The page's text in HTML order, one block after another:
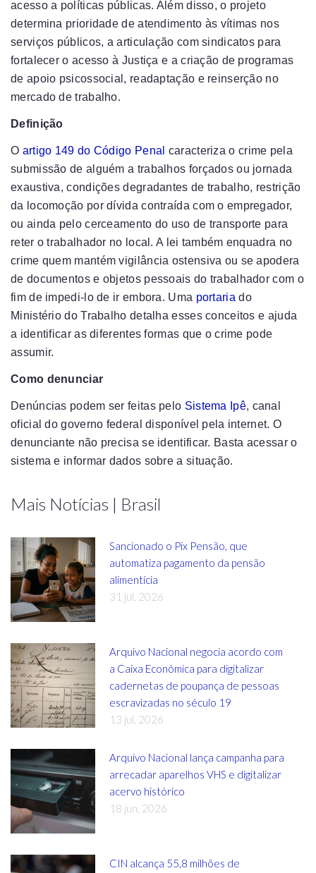
acesso a políticas públicas. Além disso, o projeto
determina prioridade de atendimento às vítimas nos
serviços públicos, a articulação com sindicatos para
fortalecer o acesso à Justiça e a criação de programas
de apoio psicossocial, readaptação e reinserção no
mercado de trabalho.
Definição
O artigo 149 do Código Penal caracteriza o crime pela
submissão de alguém a trabalhos forçados ou jornada
exaustiva, condições degradantes de trabalho, restrição
da locomoção por dívida contraída com o empregador,
ou ainda pelo cerceamento do uso de transporte para
reter o trabalhador no local. A lei também enquadra no
crime quem mantém vigilância ostensiva ou se apodera
de documentos e objetos pessoais do trabalhador com o
fim de impedi-lo de ir embora. Uma portaria do
Ministério do Trabalho detalha esses conceitos e ajuda
a identificar as diferentes formas que o crime pode
assumir.
Como denunciar
Denúncias podem ser feitas pelo Sistema Ipê, canal
oficial do governo federal disponível pela internet. O
denunciante não precisa se identificar. Basta acessar o
sistema e informar dados sobre a situação.
Mais Notícias | Brasil
Sancionado o Pix Pensão, que
automatiza pagamento da pensão
alimentícia
31 jul, 2026
Arquivo Nacional negocia acordo com
a Caixa Econômica para digitalizar
cadernetas de poupança de pessoas
escravizadas no século 19
13 jul, 2026
Arquivo Nacional lança campanha para
arrecadar aparelhos VHS e digitalizar
acervo histórico
18 jun, 2026
CIN alcança 55,8 milhões de